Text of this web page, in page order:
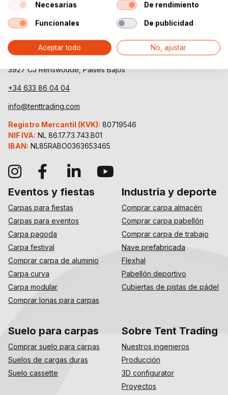
Tent Trading
3927 CJ Renswoude, Países Bajos
+34 633 86 04 04
info@tenttrading.com
Registro Mercantil (KVK): 80719546
NIF IVA: NL 86.17.73.743.B01
IBAN: NL85RABO0363653465
Eventos y fiestas
Carpas para fiestas
Carpas para eventos
Carpa pagoda
Carpa festival
Comprar carpa de aluminio
Carpa curva
Carpa modular
Comprar lonas para carpas
Industria y deporte
Comprar carpa almacén
Comprar carpa pabellón
Comprar carpa de trabajo
Nave prefabricada
Flexhal
Pabellón deportivo
Cubiertas de pistas de pádel
Suelo para carpas
Comprar suelo para carpas
Suelos de cargas duras
Suelo cassette
Sobre Tent Trading
Nuestros ingenieros
Producción
3D configurator
Proyectos
Necesarias De rendimiento
Funcionales De publicidad
Aceptar todo No, ajustar